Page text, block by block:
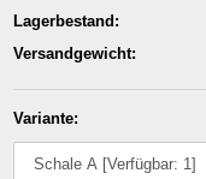
Lagerbestand:
Versandgewicht:
Variante: